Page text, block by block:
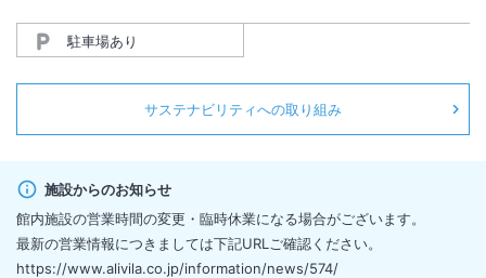
駐車場あり
サステナビリティへの取り組み
施設からのお知らせ
館内施設の営業時間の変更・臨時休業になる場合がございます。
最新の営業情報につきましては下記URLご確認ください。
https://www.alivila.co.jp/information/news/574/